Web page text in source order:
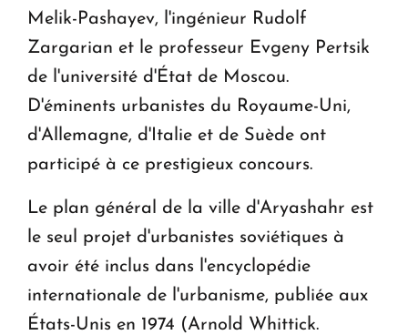
Melik-Pashayev, l'ingénieur Rudolf
Zargarian et le professeur Evgeny Pertsik
de l'université d'État de Moscou.
D'éminents urbanistes du Royaume-Uni,
d'Allemagne, d'Italie et de Suède ont
participé à ce prestigieux concours.
Le plan général de la ville d'Aryashahr est
le seul projet d'urbanistes soviétiques à
avoir été inclus dans l'encyclopédie
internationale de l'urbanisme, publiée aux
États-Unis en 1974 (Arnold Whittick.